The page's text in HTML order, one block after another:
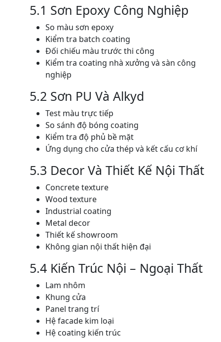
5.1 Sơn Epoxy Công Nghiệp
So màu sơn epoxy
Kiểm tra batch coating
Đối chiếu màu trước thi công
Kiểm tra coating nhà xưởng và sàn công
nghiệp
5.2 Sơn PU Và Alkyd
Test màu trực tiếp
So sánh độ bóng coating
Kiểm tra độ phủ bề mặt
Ứng dụng cho cửa thép và kết cấu cơ khí
5.3 Decor Và Thiết Kế Nội Thất
Concrete texture
Wood texture
Industrial coating
Metal decor
Thiết kế showroom
Không gian nội thất hiện đại
5.4 Kiến Trúc Nội – Ngoại Thất
Lam nhôm
Khung cửa
Panel trang trí
Hệ facade kim loại
Hệ coating kiến trúc